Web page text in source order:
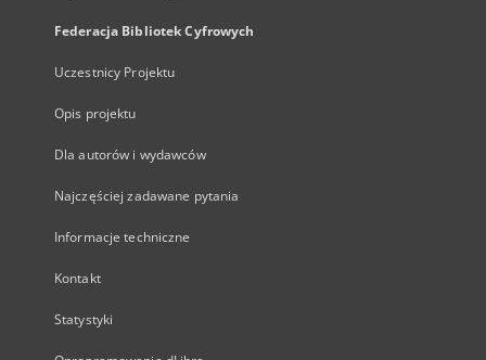
Federacja Bibliotek Cyfrowych
Uczestnicy Projektu
Opis projektu
Dla autorów i wydawców
Najczęściej zadawane pytania
Informacje techniczne
Kontakt
Statystyki